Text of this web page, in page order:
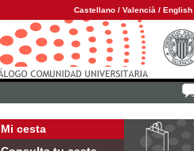
Castellano / Valencià / English
Mi cesta